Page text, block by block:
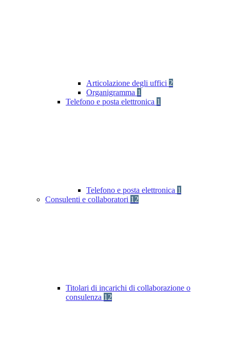
Articolazione degli uffici 2
Organigramma 1
Telefono e posta elettronica 1
Telefono e posta elettronica 1
Consulenti e collaboratori 12
Titolari di incarichi di collaborazione o
consulenza 12